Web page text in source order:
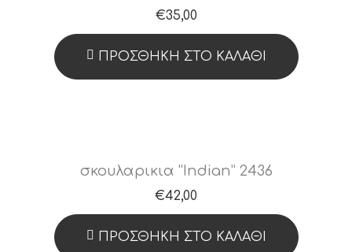
€35,00
ΠΡΟΣΘΉΚΗ ΣΤΟ ΚΑΛΆΘΙ
σκουλαρικια “Indian” 2436
€42,00
ΠΡΟΣΘΉΚΗ ΣΤΟ ΚΑΛΆΘΙ